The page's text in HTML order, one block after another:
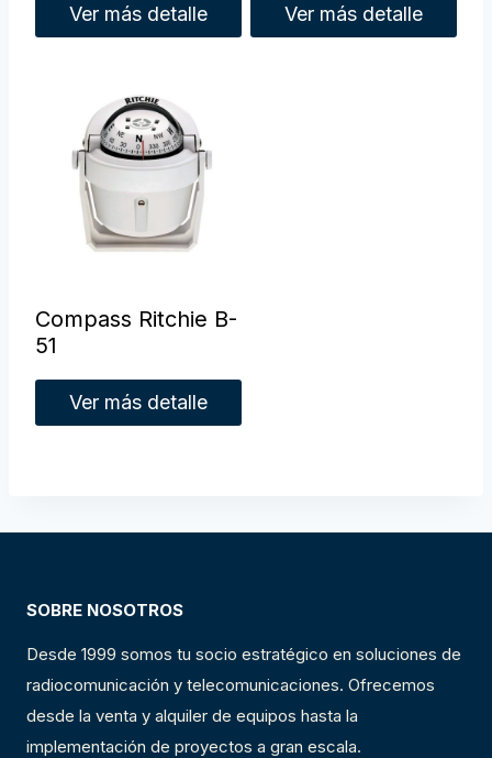
Ver más detalle Ver más detalle
Compass Ritchie B-
51
Ver más detalle
SOBRE NOSOTROS
Desde 1999 somos tu socio estratégico en soluciones de
radiocomunicación y telecomunicaciones. Ofrecemos
desde la venta y alquiler de equipos hasta la
implementación de proyectos a gran escala.